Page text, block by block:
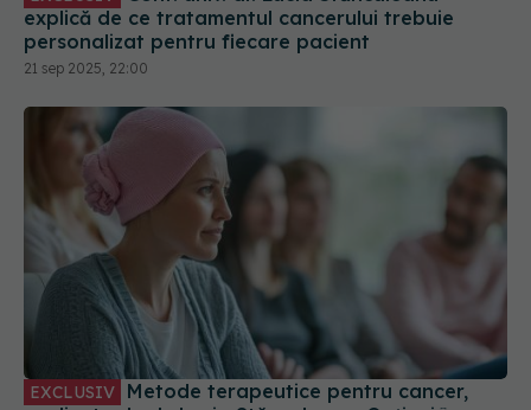
EXCLUSIV Metode terapeutice pentru cancer,
explicate de dr. Lucia Stănculeanu. Opțiuni în
funcție de stadiul bolii
24 sep 2025, 23:49